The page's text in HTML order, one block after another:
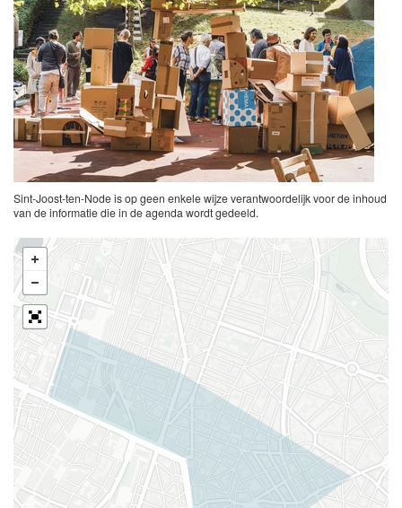
Sint-Joost-ten-Node is op geen enkele wijze verantwoordelijk voor de inhoud
van de informatie die in de agenda wordt gedeeld.